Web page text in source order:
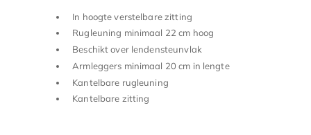
In hoogte verstelbare zitting
Rugleuning minimaal 22 cm hoog
Beschikt over lendensteunvlak
Armleggers minimaal 20 cm in lengte
Kantelbare rugleuning
Kantelbare zitting